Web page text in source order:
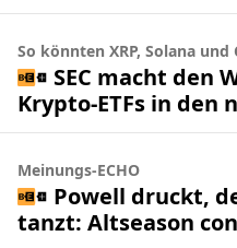
So könnten XRP, Solana
SEC macht den
Krypto-ETFs in den
Meinungs-ECHO
Powell druckt,
tanzt: Altseason